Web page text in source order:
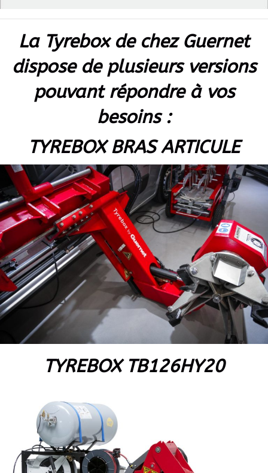
La Tyrebox de chez Guernet
dispose de plusieurs versions
pouvant répondre à vos
besoins :
TYREBOX BRAS ARTICULE
TYREBOX TB126HY20